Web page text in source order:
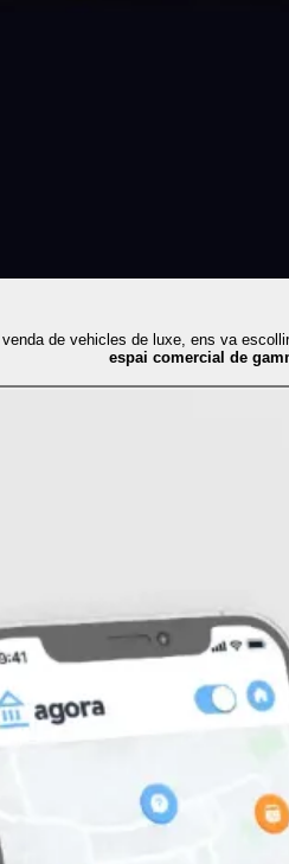
de vehicles de luxe, ens va
espai comercial de